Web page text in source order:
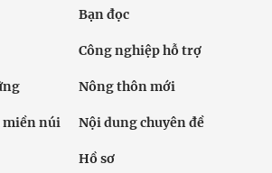
Bạn đọc
Công nghiệp hỗ trợ
Nông thôn mới
miền núi Nội dung chuyên đề
Hồ sơ